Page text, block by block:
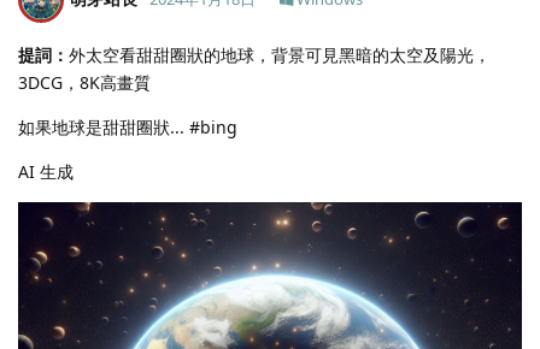
提詞： 外太空看甜甜圈狀的地球，背景可見黑暗的太空及陽光，
3DCG，8K高畫質
如果地球是甜甜圈狀... #bing
AI 生成